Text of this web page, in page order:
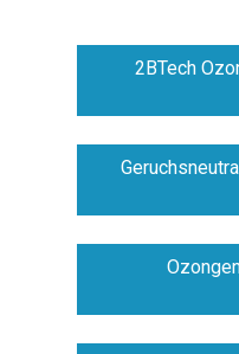
2BTech